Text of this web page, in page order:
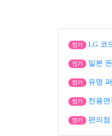
인기 LG 코
인기 일본
인기 유명
인기 전용
인기 편의